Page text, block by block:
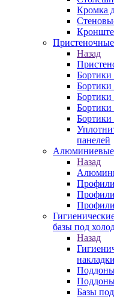
Кромка
Назад
Бортики
Бортики
Бортики
Бортики
Бортики
панелей
Алюминиевые
Назад
Профили
базы под
Назад
Поддоны
Поддоны
Базы